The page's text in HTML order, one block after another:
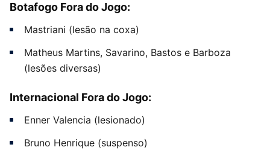
Botafogo Fora do Jogo:
Mastriani (lesão na coxa)
Matheus Martins, Savarino, Bastos e Barboza
(lesões diversas)
Internacional Fora do Jogo:
Enner Valencia (lesionado)
Bruno Henrique (suspenso)